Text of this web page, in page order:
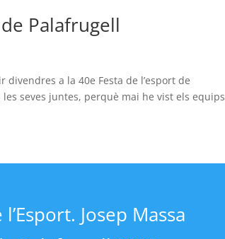
Palafrugell
a la 40e Festa de l’esport de
seves juntes, perquè mai he vist els equips
Josep Massa